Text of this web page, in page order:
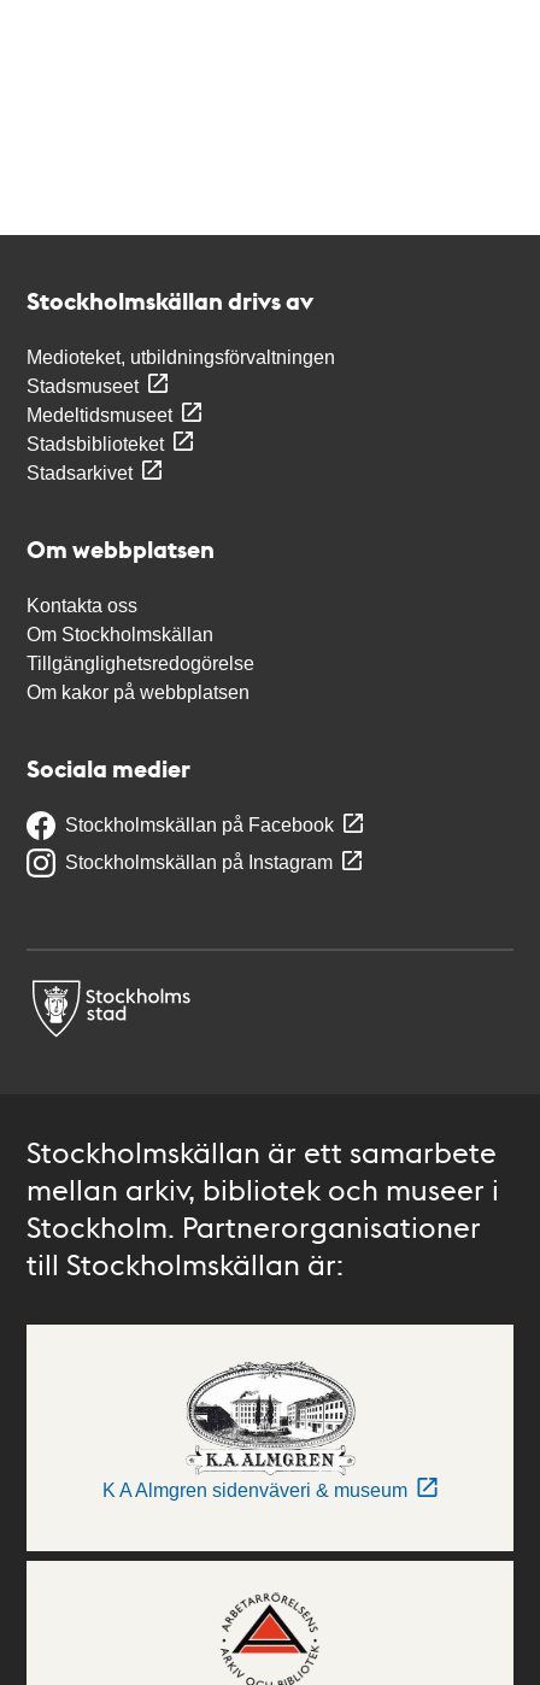
Stockholmskällan drivs av
Medioteket, utbildningsförvaltningen
Stadsmuseet
Medeltidsmuseet
Stadsbiblioteket
Stadsarkivet
Om webbplatsen
Kontakta oss
Om Stockholmskällan
Tillgänglighetsredogörelse
Om kakor på webbplatsen
Sociala medier
Stockholmskällan på Facebook
Stockholmskällan på Instagram
Stockholmskällan är ett samarbete
mellan arkiv, bibliotek och museer i
Stockholm. Partnerorganisationer
till Stockholmskällan är:
K A Almgren sidenväveri & museum